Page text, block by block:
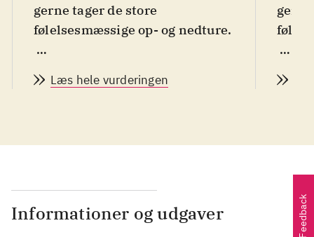
gerne tager de store
følelsesmæssige op- og nedture.
1948) og nu bosiddende i New
mennesker med en tung bagage
Elisabeth flytter ind i en
lejlighed i Stockholm, hvor hun
isolerer sig fuldstændigt.
Læs hele vurderingen
Informationer og udgaver Feedback